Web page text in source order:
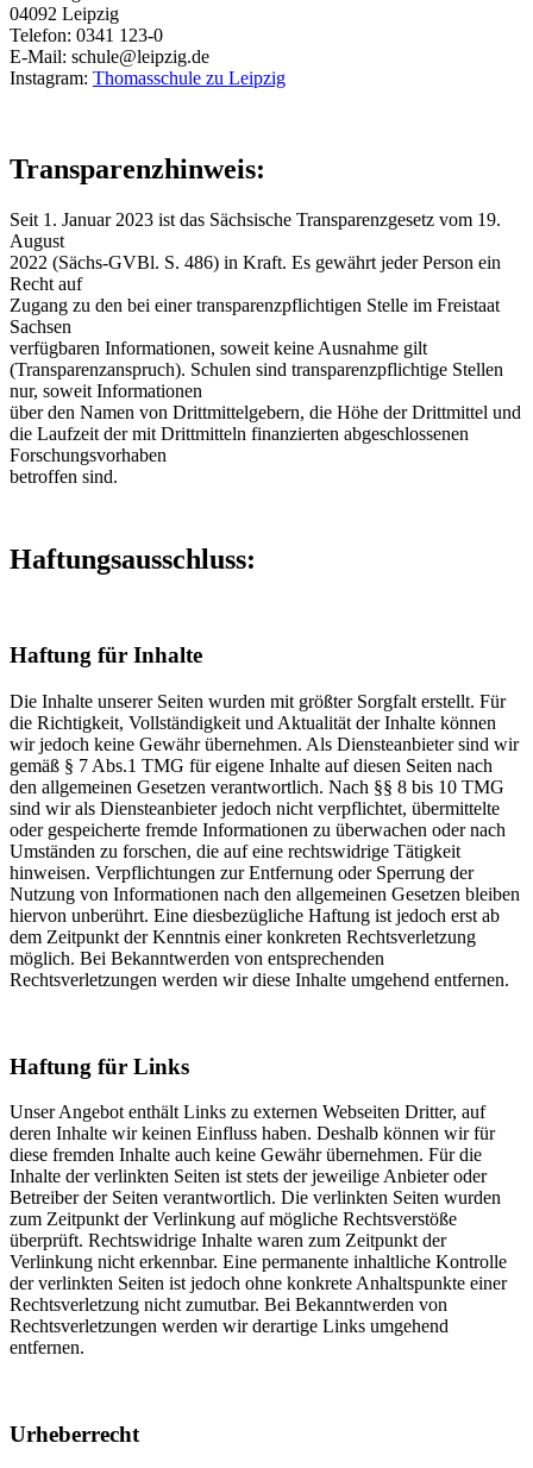
04092 Leipzig
Telefon: 0341 123-0
E-Mail: schule@leipzig.de
Instagram: Thomasschule zu Leipzig
Transparenzhinweis:
Seit 1. Januar 2023 ist das Sächsische Transparenzgesetz vom 19.
August
2022 (Sächs-GVBl. S. 486) in Kraft. Es gewährt jeder Person ein
Recht auf
Zugang zu den bei einer transparenzpflichtigen Stelle im Freistaat
Sachsen
verfügbaren Informationen, soweit keine Ausnahme gilt
(Transparenzanspruch). Schulen sind transparenzpflichtige Stellen
nur, soweit Informationen
über den Namen von Drittmittelgebern, die Höhe der Drittmittel und
die Laufzeit der mit Drittmitteln finanzierten abgeschlossenen
Forschungsvorhaben
betroffen sind.
Haftungsausschluss:
Haftung für Inhalte
Die Inhalte unserer Seiten wurden mit größter Sorgfalt erstellt. Für
die Richtigkeit, Vollständigkeit und Aktualität der Inhalte können
wir jedoch keine Gewähr übernehmen. Als Diensteanbieter sind wir
gemäß § 7 Abs.1 TMG für eigene Inhalte auf diesen Seiten nach
den allgemeinen Gesetzen verantwortlich. Nach §§ 8 bis 10 TMG
sind wir als Diensteanbieter jedoch nicht verpflichtet, übermittelte
oder gespeicherte fremde Informationen zu überwachen oder nach
Umständen zu forschen, die auf eine rechtswidrige Tätigkeit
hinweisen. Verpflichtungen zur Entfernung oder Sperrung der
Nutzung von Informationen nach den allgemeinen Gesetzen bleiben
hiervon unberührt. Eine diesbezügliche Haftung ist jedoch erst ab
dem Zeitpunkt der Kenntnis einer konkreten Rechtsverletzung
möglich. Bei Bekanntwerden von entsprechenden
Rechtsverletzungen werden wir diese Inhalte umgehend entfernen.
Haftung für Links
Unser Angebot enthält Links zu externen Webseiten Dritter, auf
deren Inhalte wir keinen Einfluss haben. Deshalb können wir für
diese fremden Inhalte auch keine Gewähr übernehmen. Für die
Inhalte der verlinkten Seiten ist stets der jeweilige Anbieter oder
Betreiber der Seiten verantwortlich. Die verlinkten Seiten wurden
zum Zeitpunkt der Verlinkung auf mögliche Rechtsverstöße
überprüft. Rechtswidrige Inhalte waren zum Zeitpunkt der
Verlinkung nicht erkennbar. Eine permanente inhaltliche Kontrolle
der verlinkten Seiten ist jedoch ohne konkrete Anhaltspunkte einer
Rechtsverletzung nicht zumutbar. Bei Bekanntwerden von
Rechtsverletzungen werden wir derartige Links umgehend
entfernen.
Urheberrecht